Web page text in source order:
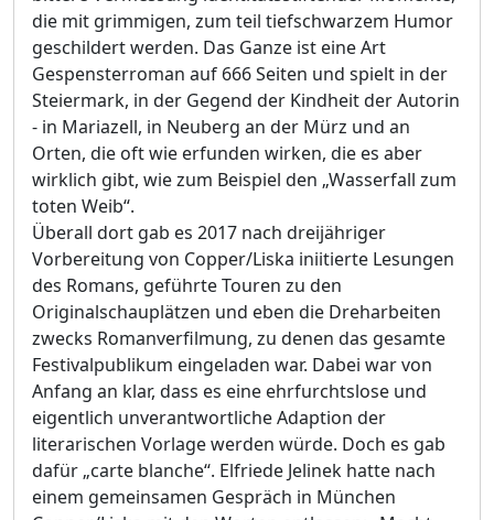
die mit grimmigen, zum teil tiefschwarzem Humor
geschildert werden. Das Ganze ist eine Art
Gespensterroman auf 666 Seiten und spielt in der
Steiermark, in der Gegend der Kindheit der Autorin
- in Mariazell, in Neuberg an der Mürz und an
Orten, die oft wie erfunden wirken, die es aber
wirklich gibt, wie zum Beispiel den „Wasserfall zum
toten Weib“.
Überall dort gab es 2017 nach dreijähriger
Vorbereitung von Copper/Liska iniitierte Lesungen
des Romans, geführte Touren zu den
Originalschauplätzen und eben die Dreharbeiten
zwecks Romanverfilmung, zu denen das gesamte
Festivalpublikum eingeladen war. Dabei war von
Anfang an klar, dass es eine ehrfurchtslose und
eigentlich unverantwortliche Adaption der
literarischen Vorlage werden würde. Doch es gab
dafür „carte blanche“. Elfriede Jelinek hatte nach
einem gemeinsamen Gespräch in München